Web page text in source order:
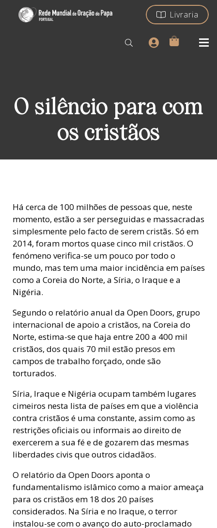
Livraria
O silêncio para com
os cristãos
Há cerca de 100 milhões de pessoas que, neste
momento, estão a ser perseguidas e massacradas
simplesmente pelo facto de serem cristãs. Só em
2014, foram mortos quase cinco mil cristãos. O
fenómeno verifica-se um pouco por todo o
mundo, mas tem uma maior incidência em países
como a Coreia do Norte, a Síria, o Iraque e a
Nigéria.
Segundo o relatório anual da Open Doors, grupo
internacional de apoio a cristãos, na Coreia do
Norte, estima-se que haja entre 200 a 400 mil
cristãos, dos quais 70 mil estão presos em
campos de trabalho forçado, onde são
torturados.
Síria, Iraque e Nigéria ocupam também lugares
cimeiros nesta lista de países em que a violência
contra cristãos é uma constante, assim como as
restrições oficiais ou informais ao direito de
exercerem a sua fé e de gozarem das mesmas
liberdades civis que outros cidadãos.
O relatório da Open Doors aponta o
fundamentalismo islâmico como a maior ameaça
para os cristãos em 18 dos 20 países
considerados. Na Síria e no Iraque, o terror
instalou-se com o avanço do auto-proclamado